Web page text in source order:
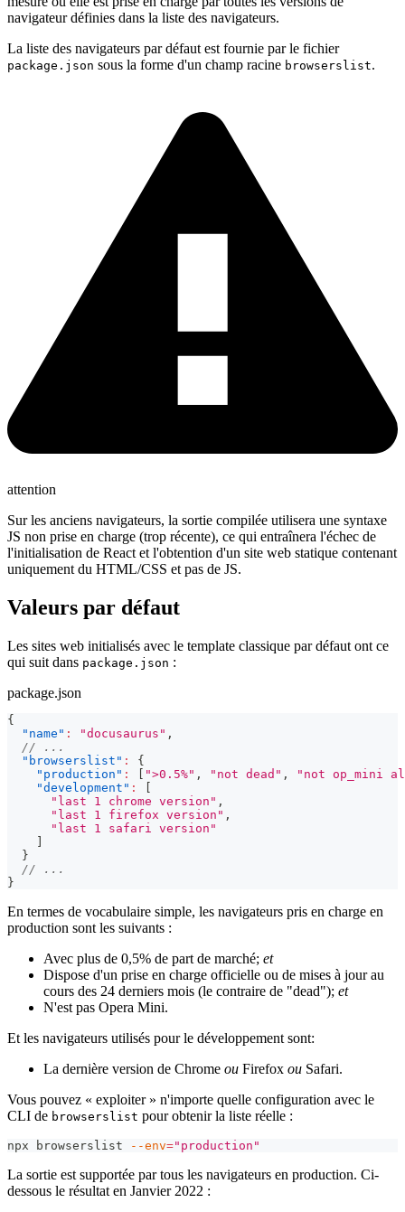
navigateur définies dans la liste des navigateurs.
La liste des navigateurs par défaut est fournie par le fichier
package.json sous la forme d'un champ racine browserslist.
attention
Sur les anciens navigateurs, la sortie compilée utilisera une syntaxe
JS non prise en charge (trop récente), ce qui entraînera l'échec de
l'initialisation de React et l'obtention d'un site web statique contenant
uniquement du HTML/CSS et pas de JS.
Valeurs par défaut
Les sites web initialisés avec le template classique par défaut ont ce
qui suit dans package.json :
package.json
{
"name" : "docusaurus" ,
// ...
"browserslist" :
{
"production" : [ ">0.5%" , "not dead" ,
"not op_mini
"development" :
[
"last 1 chrome version" ,
"last 1 firefox version" ,
"last 1 safari version"
]
}
// ...
}
En termes de vocabulaire simple, les navigateurs pris en charge en
production sont les suivants :
Avec plus de 0,5% de part de marché; et
Dispose d'un prise en charge officielle ou de mises à jour au
cours des 24 derniers mois (le contraire de "dead"); et
N'est pas Opera Mini.
Et les navigateurs utilisés pour le développement sont:
La dernière version de Chrome ou Firefox ou Safari.
Vous pouvez « exploiter » n'importe quelle configuration avec le
CLI de browserslist pour obtenir la liste réelle :
npx browserslist --env="production"
La sortie est supportée par tous les navigateurs en production. Ci-
dessous le résultat en Janvier 2022 :